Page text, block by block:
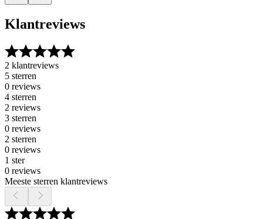
Klantreviews
2 klantreviews
5 sterren
0 reviews
4 sterren
2 reviews
3 sterren
0 reviews
2 sterren
0 reviews
1 ster
0 reviews
Meeste sterren klantreviews